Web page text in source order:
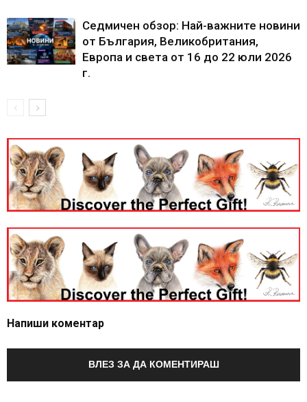
Седмичен обзор: Най-важните новини
от България, Великобритания,
Европа и света от 16 до 22 юли 2026
г.
Напиши коментар
ВЛЕЗ ЗА ДА КОМЕНТИРАШ